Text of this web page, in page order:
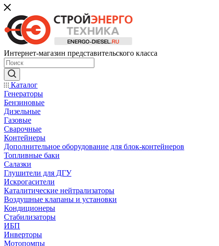
Интернет-магазин представительского класса
Каталог
Генераторы
Бензиновые
Дизельные
Газовые
Сварочные
Контейнеры
Дополнительное оборудование для блок-контейнеров
Топливные баки
Салазки
Глушители для ДГУ
Искрогасители
Каталитические нейтрализаторы
Воздушные клапаны и установки
Кондиционеры
Стабилизаторы
ИБП
Инверторы
Мотопомпы